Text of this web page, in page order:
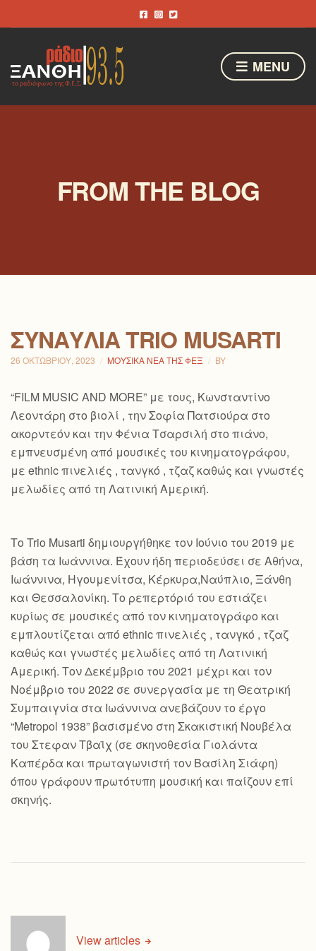
MENU
FROM THE BLOG
ΣΥΝΑΥΛΊΑ TRIO MUSARTI
26 ΟΚΤΩΒΡΊΟΥ, 2023 ΜΟΥΣΙΚΆ ΝΈΑ ΤΗΣ ΦΕΞ BY
“FILM MUSIC AND MORE” με τους, Κωνσταντίνο
Λεοντάρη στο βιολί , την Σοφία Πατσιούρα στο
ακορντεόν και την Φένια Τσαρσιλή στο πιάνο,
εμπνευσμένη από μουσικές του κινηματογράφου,
με ethnic πινελιές , τανγκό , τζαζ καθώς και γνωστές
μελωδίες από τη Λατινική Αμερική.
Το Trio Musarti δημιουργήθηκε τον Ιούνιο του 2019 με
βάση τα Ιωάννινα. Έχουν ήδη περιοδεύσει σε Αθήνα,
Ιωάννινα, Ηγουμενίτσα, Κέρκυρα,Ναύπλιο, Ξάνθη
και Θεσσαλονίκη. Το ρεπερτόριό του εστιάζει
κυρίως σε μουσικές από τον κινηματογράφο και
εμπλουτίζεται από ethnic πινελιές , τανγκό , τζαζ
καθώς και γνωστές μελωδίες από τη Λατινική
Αμερική. Τον Δεκέμβριο του 2021 μέχρι και τον
Νοέμβριο του 2022 σε συνεργασία με τη Θεατρική
Συμπαιγνία στα Ιωάννινα ανεβάζουν το έργο
“Metropol 1938” βασισμένο στη Σκακιστική Νουβέλα
του Στεφαν Τβαϊχ (σε σκηνοθεσία Γιολάντα
Καπέρδα και πρωταγωνιστή τον Βασίλη Σιάφη)
όπου γράφουν πρωτότυπη μουσική και παίζουν επί
σκηνής.
View articles